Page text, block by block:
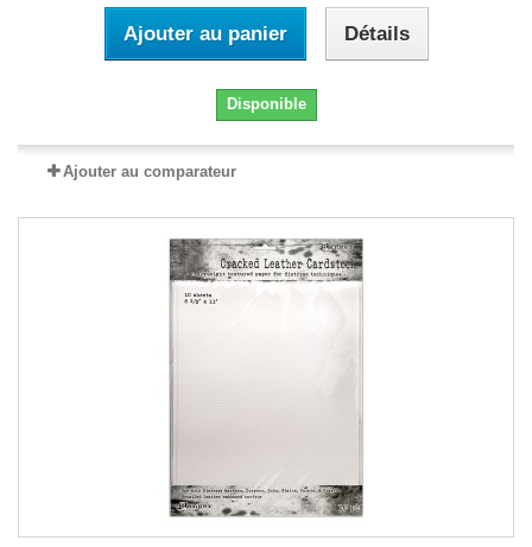
Ajouter au panier Détails
Disponible
Ajouter au comparateur